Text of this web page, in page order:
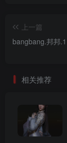
上一篇
bangbang.邦邦.1
相关推荐